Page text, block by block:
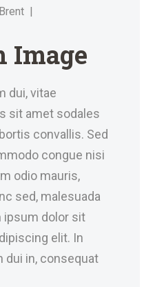
Brent
Image
dui, vitae
sit amet sodales
convallis. Sed
congue nisi
odio mauris,
sed, malesuada
ipsum dolor sit
elit. In
dui in, consequat